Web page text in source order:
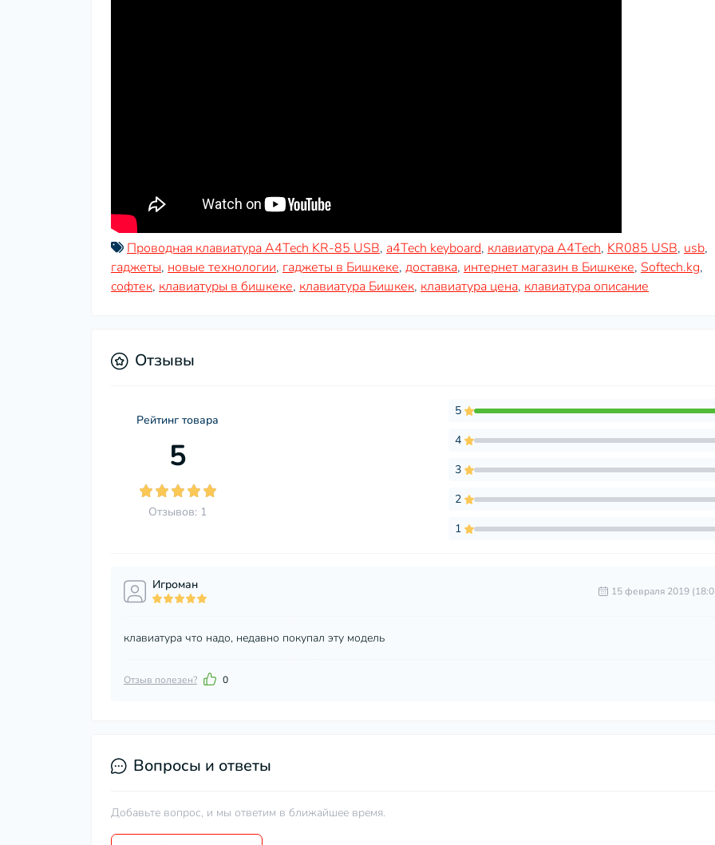
Проводная клавиатура A4Tech KR-85 USB, a4Tech keyboard, клавиатура A4Tech, KR085 USB, usb,
гаджеты, новые технологии, гаджеты в Бишкеке, доставка, интернет магазин в Бишкеке, Softech.kg,
софтек, клавиатуры в бишкеке, клавиатура Бишкек, клавиатура цена, клавиатура описание
Отзывы
Рейтинг товара
5
Отзывов: 1
5
4
3
2
1
Игроман 15 февраля 2019
клавиатура что надо, недавно покупал эту модель
Отзыв полезен? 0
Вопросы и ответы
Добавьте вопрос, и мы ответим в ближайшее время.